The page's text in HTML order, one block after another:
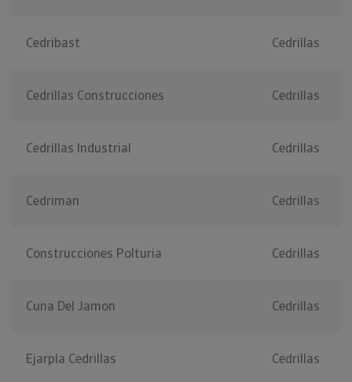
Cedribast Cedrillas
Cedrillas Construcciones Cedrillas
Cedrillas Industrial Cedrillas
Cedriman Cedrillas
Construcciones Polturia Cedrillas
Cuna Del Jamon Cedrillas
Ejarpla Cedrillas Cedrillas